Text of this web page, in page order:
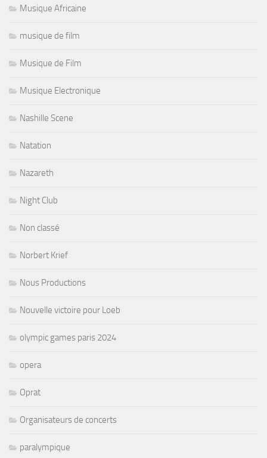
Musique Africaine
musique de film
Musique de Film
Musique Electronique
Nashille Scene
Natation
Nazareth
Night Club
Non classé
Norbert Krief
Nous Productions
Nouvelle victoire pour Loeb
olympic games paris 2024
opera
Oprat
Organisateurs de concerts
paralympique